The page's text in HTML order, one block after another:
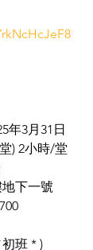
年3月31日
) 2小時/堂
下一號
初班 * )